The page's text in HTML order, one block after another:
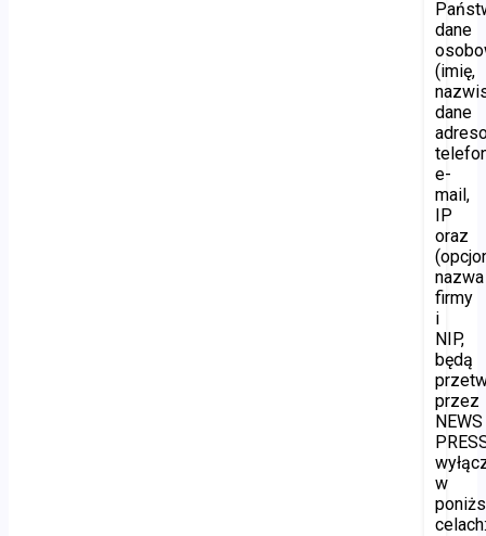
dane
(imię,
dane
e-
mail,
IP
oraz
nazwa
firmy
i
NIP,
będą
przez
NEWS
w